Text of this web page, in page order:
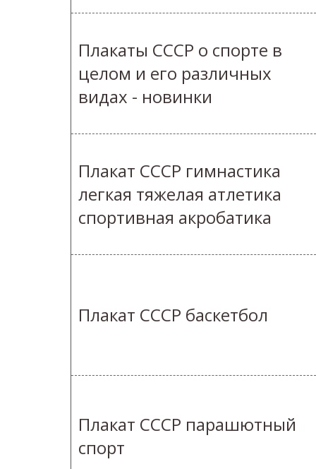
Плакаты СССР о спорте в
целом и его различных
видах - новинки
Плакат СССР гимнастика
легкая тяжелая атлетика
спортивная акробатика
Плакат СССР баскетбол
Плакат СССР парашютный
спорт